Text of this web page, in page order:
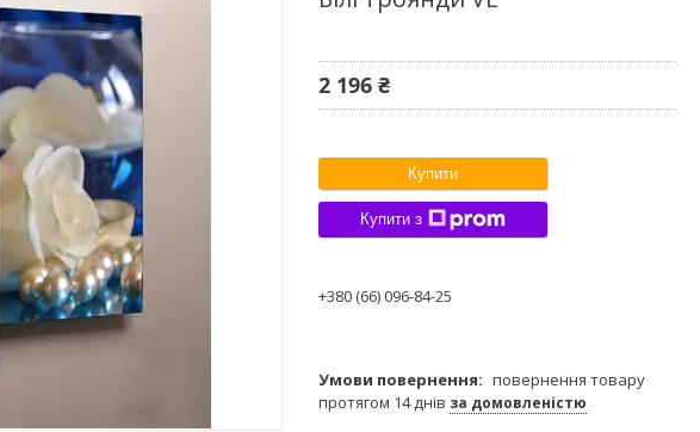
2 196 ₴
Купити
Купити з
+380 (66) 096-84-25
повернення товару
протягом 14 днів за домовленістю